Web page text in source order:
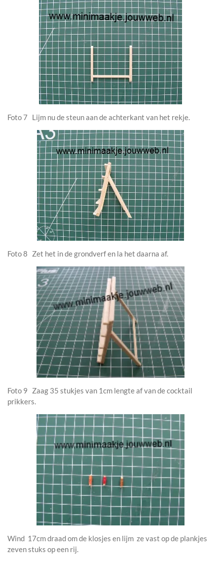
Foto 7 Lijm nu de steun aan de achterkant van het rekje.
Foto 8 Zet het in de grondverf en la het daarna af.
Foto 9 Zaag 35 stukjes van 1cm lengte af van de cocktail
prikkers.
Wind 17cm draad om de klosjes en lijm ze vast op de plankjes
zeven stuks op een rij.